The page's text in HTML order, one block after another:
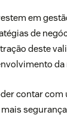
em
de
deste
da
contar com